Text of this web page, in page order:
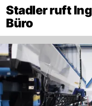
Stadler ruft
Büro